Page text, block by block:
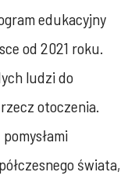
edukacyjny
od 2021 roku.
ludzi do
otoczenia.
świata,